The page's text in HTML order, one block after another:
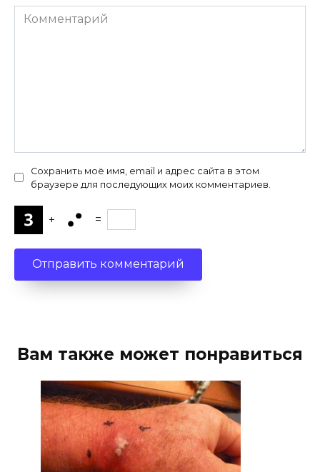
Комментарий
Сохранить моё имя, email и адрес сайта в этом
браузере для последующих моих комментариев.
+ =
Вам также может понравиться